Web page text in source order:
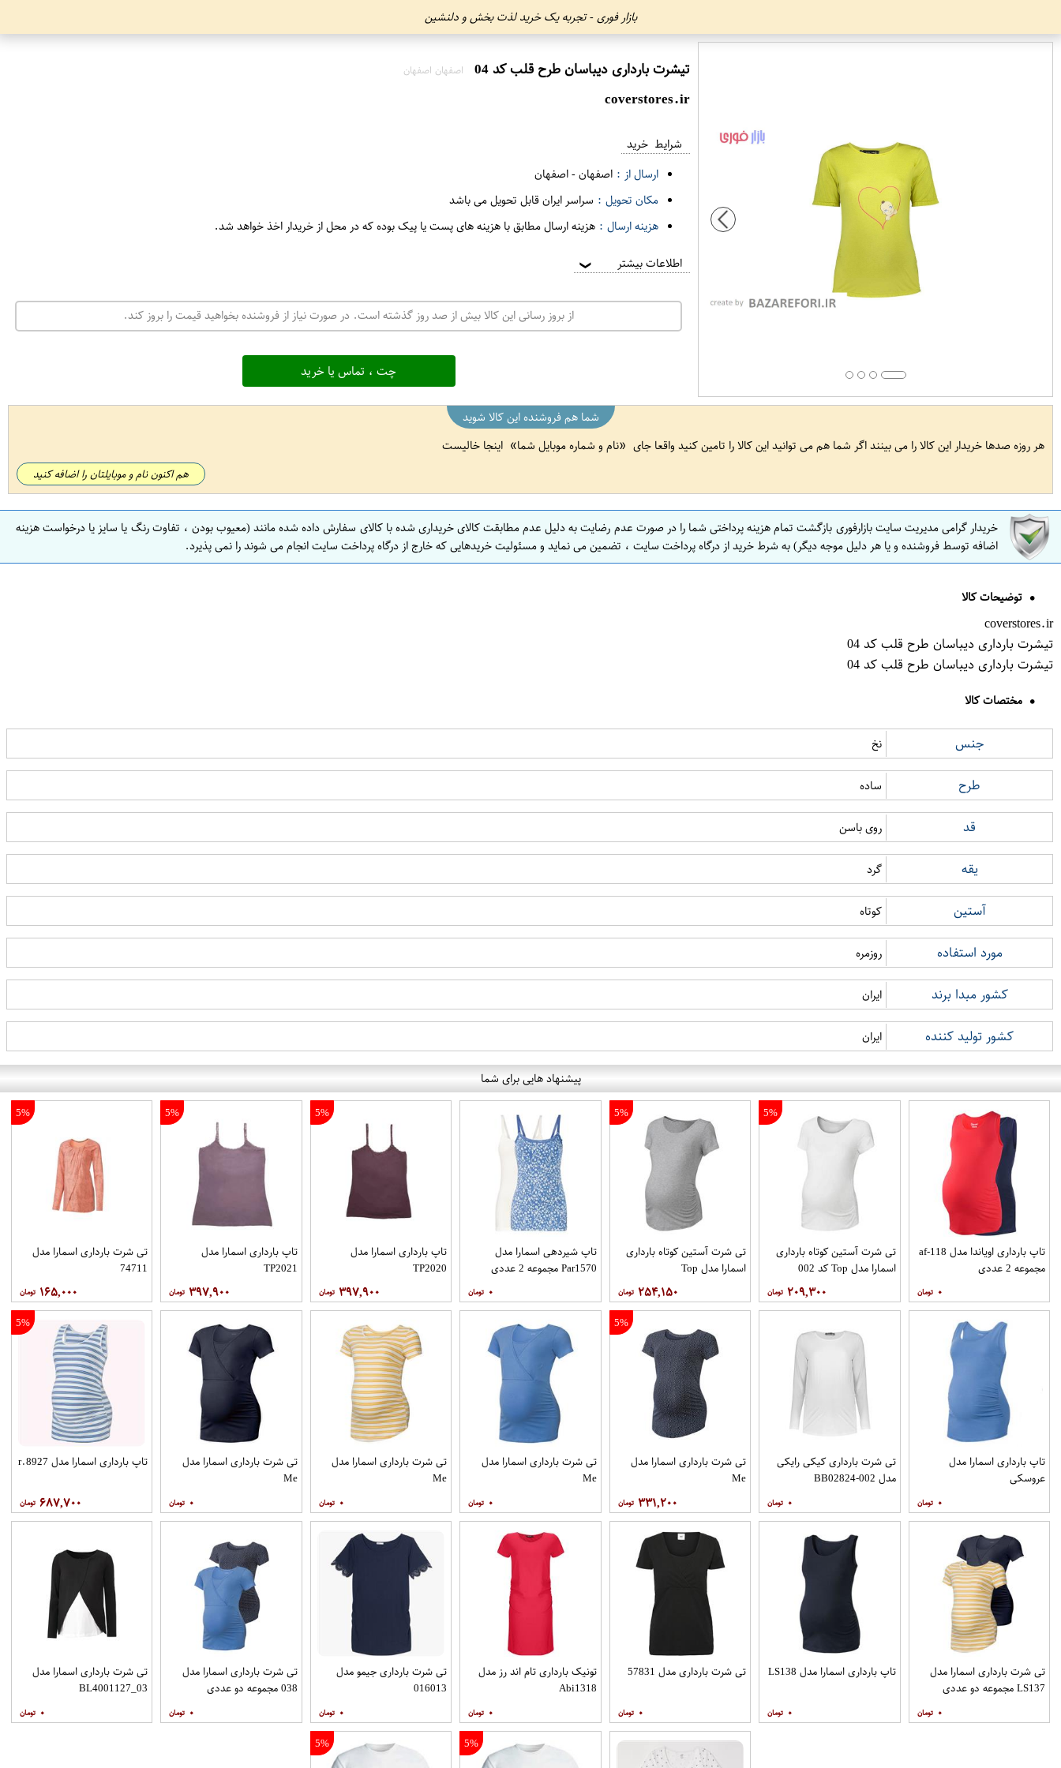
بازار فوری - تجربه یک خرید لذت بخش و دلنشین
تیشرت بارداری دیباسان طرح قلب کد 04 اصفهان اصفهان
coverstores.ir
شرایط خرید
ارسال از : اصفهان-اصفهان
مکان تحویل : سراسر ایران قابل تحویل می باشد
هزینه ارسال : هزینه ارسال مطابق با هزینه های پست یا پیک بوده که در محل از خریدار اخذ خواهد شد.
اطلاعات بیشتر ❯
از بروز رسانی این کالا بیش از صد روز گذشته است. در صورت نیاز از فروشنده بخواهید قیمت را بروز کند.
چت ، تماس یا خرید
شما هم فروشنده این کالا شوید
هر روزه صدها خریدار این کالا را می بینند اگر شما هم می توانید این کالا را تامین کنید واقعا جای
نام و شماره موبایل شما اینجا خالیست
هم اکنون نام و موبایلتان را اضافه کنید
خریدار گرامی مدیریت سایت بازارفوری بازگشت تمام هزینه پرداختی شما را در صورت عدم رضایت به دلیل عدم مطابقت کالای خریداری شده با کالای سفارش داده شده مانند (معیوب بودن ، تفاوت رنگ یا سایز یا درخواست هزینه
اضافه توسط فروشنده و یا هر دلیل موجه دیگر) به شرط خرید از درگاه پرداخت سایت ، تضمین می نماید و مسئولیت خریدهایی که خارج از درگاه پرداخت سایت انجام می شوند را نمی پذیرد.
توضیحات کالا
coverstores.ir
تیشرت بارداری دیباسان طرح قلب کد 04
تیشرت بارداری دیباسان طرح قلب کد 04
مختصات کالا
جنس نخ
طرح ساده
قد روی باسن
یقه گرد
آستین کوتاه
مورد استفاده روزمره
کشور مبدا برند ایران
کشور تولید کننده ایران
پیشنهاد هایی برای شما
تاپ بارداری اویاندا مدل af-118
مجموعه 2 عددی
۰
5%
تی شرت آستین کوتاه بارداری
اسمارا مدل Top کد 002
۲۰۹,۳۰۰
5%
تی شرت آستین کوتاه بارداری
اسمارا مدل Top
۲۵۴,۱۵۰
تاپ شیردهی اسمارا مدل
Par1570 مجموعه 2 عددی
۰
5%
تاپ بارداری اسمارا مدل
TP2020
۳۹۷,۹۰۰
5%
تاپ بارداری اسمارا مدل
TP2021
۳۹۷,۹۰۰
5%
تی شرت بارداری اسمارا مدل
74711
۱۶۵,۰۰۰
تاپ بارداری اسمارا مدل
عروسکی
۰
تی شرت بارداری کیکی رایکی
مدل BB02824-002
۰
5%
تی شرت بارداری اسمارا مدل
Me
۳۳۱,۲۰۰
تی شرت بارداری اسمارا مدل
Me
۰
تی شرت بارداری اسمارا مدل
Me
۰
تی شرت بارداری اسمارا مدل
Me
۰
5%
تاپ بارداری اسمارا مدل r.8927
۶۸۷,۷۰۰
تی شرت بارداری اسمارا مدل
LS137 مجموعه دو عددی
۰
تاپ بارداری اسمارا مدل LS138
۰
تی شرت بارداری مدل 57831
۰
تونیک بارداری تام اند رز مدل
Abi1318
۰
تی شرت بارداری جیمو مدل
016013
۰
تی شرت بارداری اسمارا مدل
038 مجموعه دو عددی
۰
تی شرت بارداری اسمارا مدل
BL4001127_03
۰
5%
5%